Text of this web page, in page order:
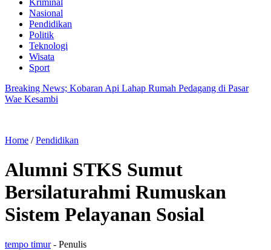
Kriminal
Nasional
Pendidikan
Politik
Teknologi
Wisata
Sport
Breaking News; Kobaran Api Lahap Rumah Pedagang di Pasar
Wae Kesambi
Home /Pendidikan
Alumni STKS Sumut
Bersilaturahmi Rumuskan
Sistem Pelayanan Sosial
tempo timur - Penulis